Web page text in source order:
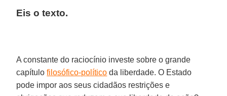
Eis o texto.
A constante do raciocínio investe sobre o grande
capítulofilosófico-político da liberdade. O Estado
pode impor aos seus cidadãos restrições e